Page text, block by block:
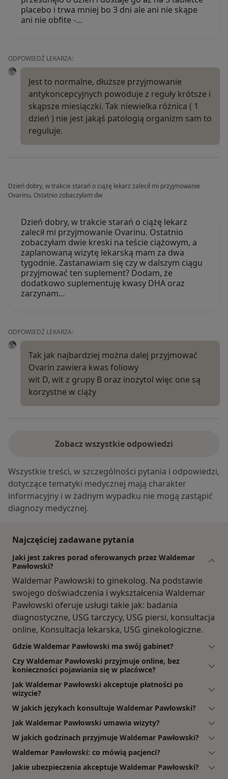
placebo i trwa mniej bo 3 dni ale ani nie skąpe
ani nie obfite -…
ODPOWIEDŹ LEKARZA:
Jest to normalne, dłuższe przyjmowanie
antykoncepcyjnych powoduje z reguły krótsze i
skąpsze miesiączki. Tak niewielka różnica ( 1
dzień ) nie jest jakąś patologią organizm sam to
reguluje.
Dzień dobry, w trakcie starań o ciążę lekarz zalecił mi przyjmowanie
Ovarinu. Ostatnio zobaczyłam dw
Dzień dobry, w trakcie starań o ciążę lekarz
zalecił mi przyjmowanie Ovarinu. Ostatnio
zobaczyłam dwie kreski na teście ciążowym, a
zaplanowaną wizytę lekarską mam za dwa
tygodnie. Zastanawiam się czy w dalszym ciągu
przyjmować ten suplement? Dodam, że
dodatkowo suplementuję kwasy DHA oraz
zarzynam…
ODPOWIEDŹ LEKARZA:
Tak jak najbardziej można dalej przyjmować
Ovarin zawiera kwas foliowy
wit D, wit z grupy B oraz inozytol więc one są
korzystne w ciąży
Zobacz wszystkie odpowiedzi
Wszystkie treści, w szczególności pytania i odpowiedzi,
dotyczące tematyki medycznej mają charakter
informacyjny i w żadnym wypadku nie mogą zastąpić
diagnozy medycznej.
Najczęściej zadawane pytania
Jaki jest zakres porad oferowanych przez Waldemar
Pawłowski?
Waldemar Pawłowski to ginekolog. Na podstawie
swojego doświadczenia i wykształcenia Waldemar
Pawłowski oferuje usługi takie jak: badania
diagnostyczne, USG tarczycy, USG piersi, konsultacja
online, Konsultacja lekarska, USG ginekologiczne.
Gdzie Waldemar Pawłowski ma swój gabinet?
Czy Waldemar Pawłowski przyjmuje online, bez
konieczności pojawiania się w placówce?
Jak Waldemar Pawłowski akceptuje płatności po
wizycie?
W jakich językach konsultuje Waldemar Pawłowski?
Jak Waldemar Pawłowski umawia wizyty?
W jakich godzinach przyjmuje Waldemar Pawłowski?
Waldemar Pawłowski: co mówią pacjenci?
Jakie ubezpieczenia akceptuje Waldemar Pawłowski?